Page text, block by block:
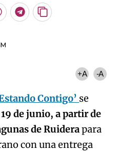
Telegram
Copiar
+A -A
Contigo’ se
de junio, a partir de
de Ruiderapara
con una entrega